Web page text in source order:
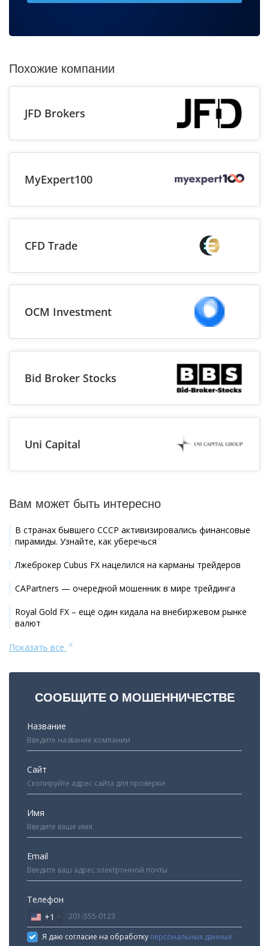
Похожие компании
JFD Brokers
MyExpert100
CFD Trade
OCM Investment
Bid Broker Stocks
Uni Capital
Вам может быть интересно
В странах бывшего СССР активизировались финансовые
пирамиды. Узнайте, как уберечься
Лжеброкер Cubus FX нацелился на карманы трейдеров
CAPartners — очередной мошенник в мире трейдинга
Royal Gold FX – ещё один кидала на внебиржевом рынке
валют
Показать все
СООБЩИТЕ О МОШЕННИЧЕСТВЕ
Название
Сайт
Имя
Email
Телефон
United
States
+1
Я даю согласие на обработку персональных данных